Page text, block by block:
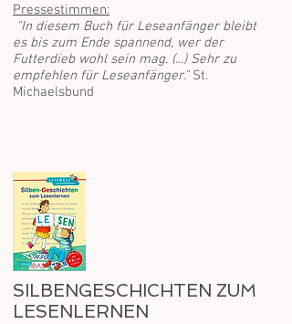
Pressestimmen:
"In diesem Buch für Leseanfänger bleibt
es bis zum Ende spannend, wer der
Futterdieb wohl sein mag. (...) Sehr zu
empfehlen für Leseanfänger."St.
Michaelsbund
SILBENGESCHICHTEN ZUM
LESENLERNEN